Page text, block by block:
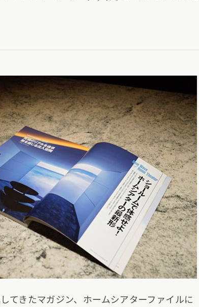
てきたマガジン、ホームシアターファイルに